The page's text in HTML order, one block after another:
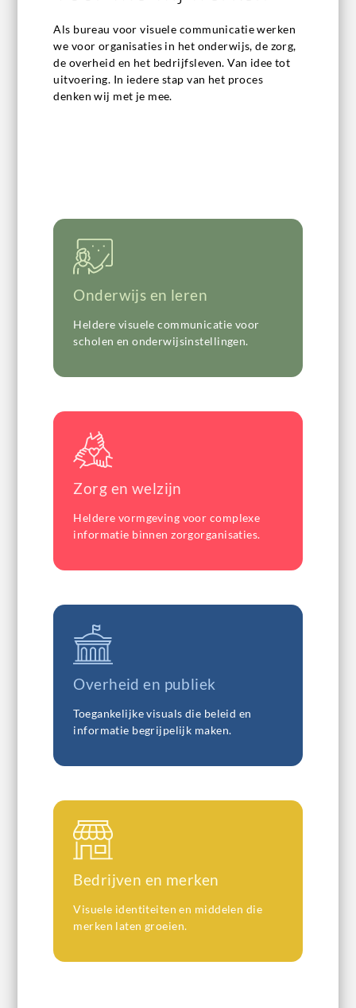
Als bureau voor visuele communicatie werken
we voor organisaties in het onderwijs, de zorg,
de overheid en het bedrijfsleven. Van idee tot
uitvoering. In iedere stap van het proces
denken wij met je mee.
Onderwijs en leren
Heldere visuele communicatie voor
scholen en onderwijsinstellingen.
Zorg en welzijn
Heldere vormgeving voor complexe
informatie binnen zorgorganisaties.
Overheid en publiek
Toegankelijke visuals die beleid en
informatie begrijpelijk maken.
Bedrijven en merken
Visuele identiteiten en middelen die
merken laten groeien.